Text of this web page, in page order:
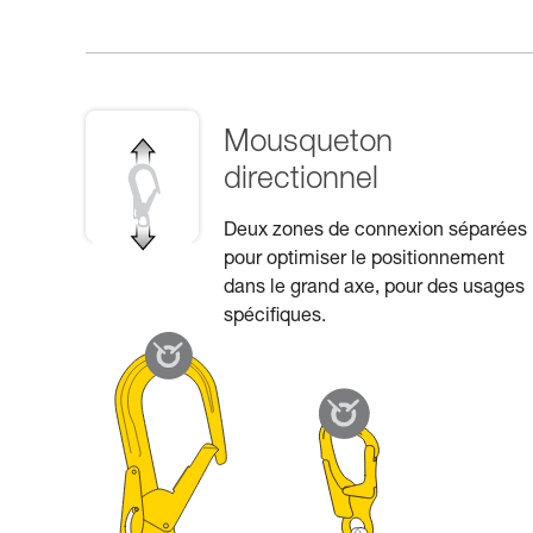
Mousqueton
directionnel
Deux zones de connexion séparées
pour optimiser le positionnement
dans le grand axe, pour des usages
spécifiques.